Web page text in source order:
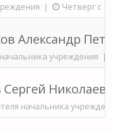
| Четверг с
Александр
учреждения |
Сергей
начальника